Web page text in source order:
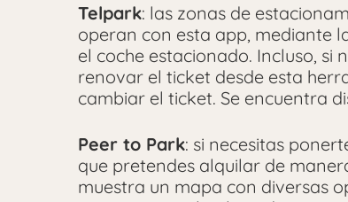
Telpark: las zonas de
operan con esta app, mediante
el coche estacionado. Incluso, si
renovar el ticket desde esta
cambiar el ticket. Se encuentra
Peer to Park: si necesitas
que pretendes alquilar de
muestra un mapa con diversas